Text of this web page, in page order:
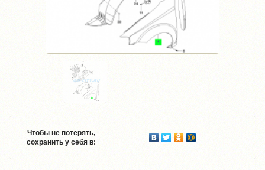
Чтобы не потерять,
сохранить у себя в: